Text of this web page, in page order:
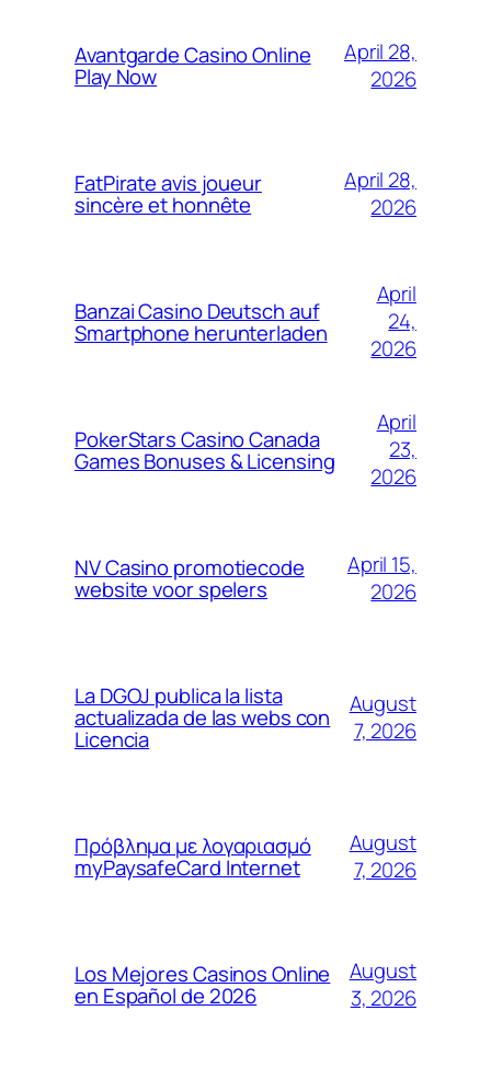
Avantgarde Casino Online
Play Now
April 28,
2026
FatPirate avis joueur
sincère et honnête
April 28,
2026
Banzai Casino Deutsch auf
Smartphone herunterladen
April
24,
2026
PokerStars Casino Canada
Games Bonuses & Licensing
April
23,
2026
NV Casino promotiecode
website voor spelers
April 15,
2026
La DGOJ publica la lista
actualizada de las webs con
Licencia
August
7, 2026
Πρόβλημα με λογαριασμό
myPaysafeCard Internet
August
7, 2026
Los Mejores Casinos Online
en Español de 2026
August
3, 2026